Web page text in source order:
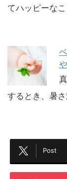
てハッピーな
するとき、暑
Post